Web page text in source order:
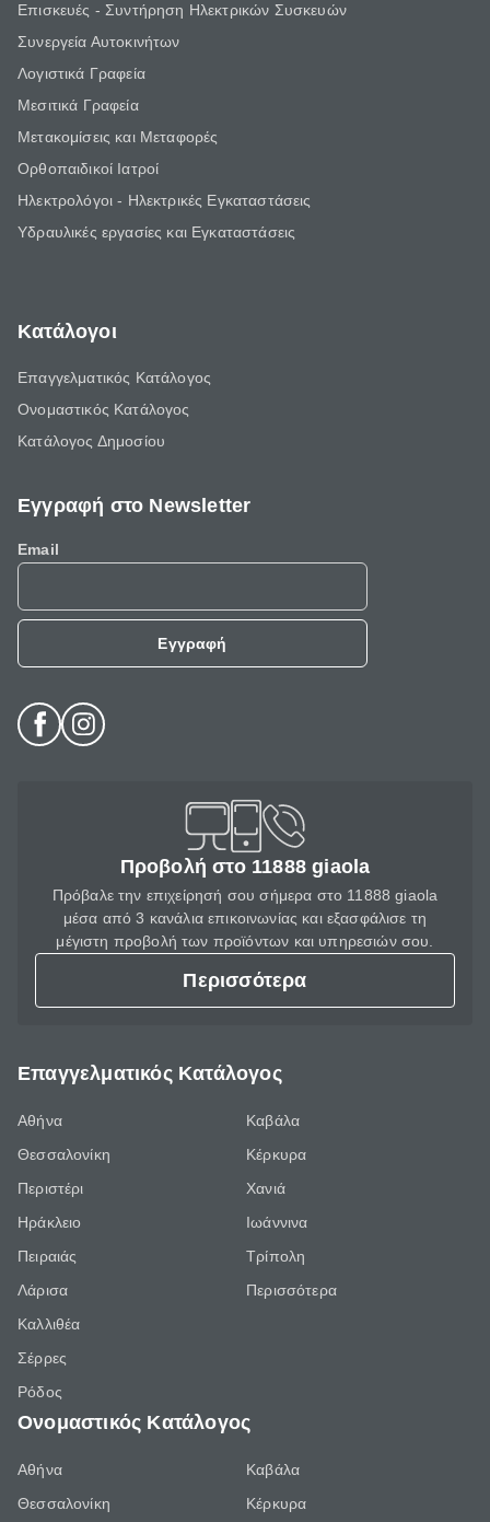
Επισκευές - Συντήρηση Ηλεκτρικών Συσκευών
Συνεργεία Αυτοκινήτων
Λογιστικά Γραφεία
Μεσιτικά Γραφεία
Μετακομίσεις και Μεταφορές
Ορθοπαιδικοί Ιατροί
Ηλεκτρολόγοι - Ηλεκτρικές Εγκαταστάσεις
Υδραυλικές εργασίες και Εγκαταστάσεις
Κατάλογοι
Επαγγελματικός Κατάλογος
Ονομαστικός Κατάλογος
Κατάλογος Δημοσίου
Εγγραφή στο Newsletter
Email
Εγγραφή
Προβολή στο 11888 giaola
Πρόβαλε την επιχείρησή σου σήμερα στο 11888 giaola
μέσα από 3 κανάλια επικοινωνίας και εξασφάλισε τη
μέγιστη προβολή των προϊόντων και υπηρεσιών σου.
Περισσότερα
Επαγγελματικός Κατάλογος
Αθήνα
Θεσσαλονίκη
Περιστέρι
Ηράκλειο
Πειραιάς
Λάρισα
Καλλιθέα
Σέρρες
Ρόδος
Καβάλα
Κέρκυρα
Χανιά
Ιωάννινα
Τρίπολη
Περισσότερα
Ονομαστικός Κατάλογος
Αθήνα
Θεσσαλονίκη
Καβάλα
Κέρκυρα